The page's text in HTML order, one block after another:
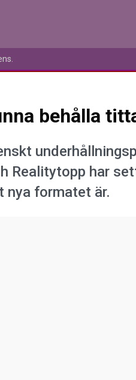
behålla
Realitytopp har
nya formatet är.